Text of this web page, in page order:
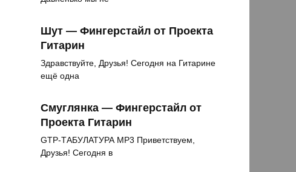
Шут — Фингерстайл от Проекта
Гитарин
Здравствуйте, Друзья! Сегодня на Гитарине
ещё одна
Смуглянка — Фингерстайл от
Проекта Гитарин
GTP-ТАБУЛАТУРА MP3 Приветствуем,
Друзья! Сегодня в